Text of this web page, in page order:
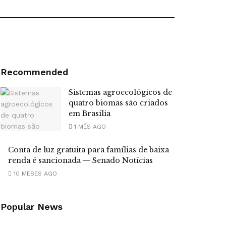
Recommended
Sistemas agroecológicos de
quatro biomas são criados
em Brasília
1 MÊS AGO
Conta de luz gratuita para famílias de baixa
renda é sancionada — Senado Notícias
10 MESES AGO
Popular News